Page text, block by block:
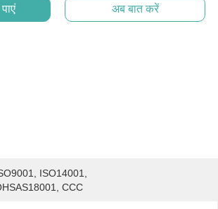
अब बात करें
ISO14001,
CCC